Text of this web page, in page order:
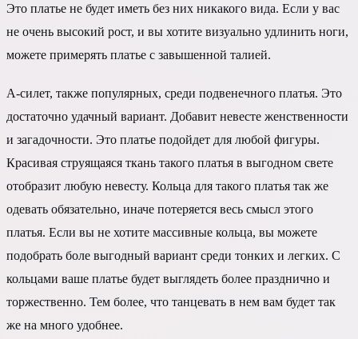
Это платье не будет иметь без них никакого вида. Если у вас
не очень высокий рост, и вы хотите визуально удлинить ноги,
можете примерять платье с завышенной талией.
А-силет, также популярных, среди подвенечного платья. Это
достаточно удачный вариант. Добавит невесте женственности
и загадочности. Это платье подойдет для любой фигуры.
Красивая струящаяся ткань такого платья в выгодном свете
отобразит любую невесту. Кольца для такого платья так же
одевать обязательно, иначе потеряется весь смысл этого
платья. Если вы не хотите массивные кольца, вы можете
подобрать боле выгодный вариант среди тонких и легких. С
кольцами ваше платье будет выглядеть более празднично и
торжественно. Тем более, что танцевать в нем вам будет так
же на много удобнее.